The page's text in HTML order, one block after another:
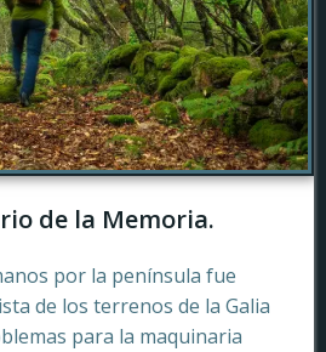
de la Memoria.
por la península fue
de los terrenos de la Galia
para la maquinaria